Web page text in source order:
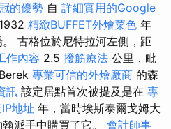
的優勢 自 詳細實用的Google
1932 精緻BUFFET外燴菜色 年
古格位於尼特拉河左側，距
作內容 2.5 撥筋療法 公里，毗
Berek 專業可信的外燴廠商 的森
訊 該定居點首次被提及是在 專
地址 年，當時埃斯泰爾戈姆大
派手中購買了它。 會計師事